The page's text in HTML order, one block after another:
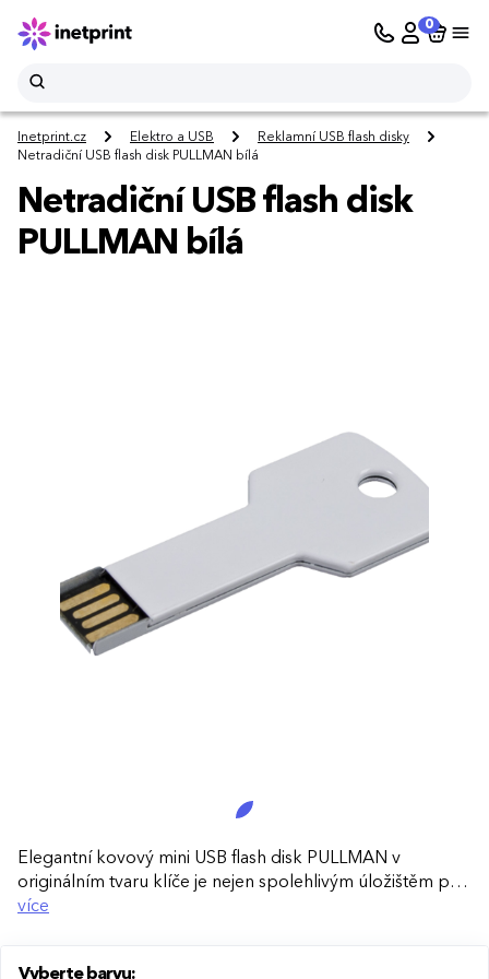
0
Inetprint.cz Elektro a USB
Reklamní USB flash disky
Netradiční USB flash disk PULLMAN bílá
Netradiční USB flash disk
PULLMAN bílá
Elegantní kovový mini USB flash disk PULLMAN v
originálním tvaru klíče je nejen spolehlivým úložištěm pro
vaše data, ale také stylovým doplňkem. Ideální pro
více
Vyberte barvu: